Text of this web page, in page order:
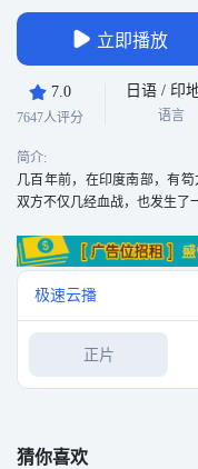
立即播放
7.0
7647人评分
日语 / 印
语言
简介:
几百年前，在印度南部，有
双方不仅几经血战，也发生
极速云播
正片
猜你喜欢